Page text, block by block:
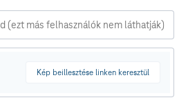
Kép beillesztése linken keresztül